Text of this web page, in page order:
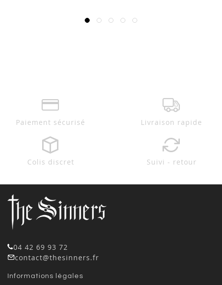
Paiement sécurisé Livraison rapide
Colis discret Suivi - retour
04 42 69 93 72
contact@thesinners.fr
Informations légales